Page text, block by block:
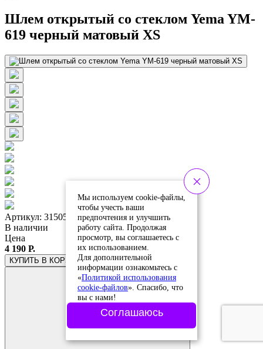
Шлем открытый со стеклом Yema YM-
619 черный матовый XS
Артикул: 315058
В наличии
Цена
4 190 Р.
КУПИТЬ В КОРЗИНЕ
Мы используем cookie-файлы,
чтобы учесть ваши
предпочтения и улучшить
работу сайта. Продолжая
просмотр, вы соглашаетесь с
их использованием.
Для дополнительной
информации ознакомьтесь с
«Политикой использования
cookie-файлов». Спасибо, что
вы с нами!
Соглашаюсь